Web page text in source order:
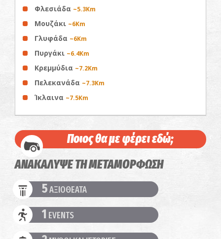
Φλεσιάδα ~5.3Km
Μουζάκι ~6Km
Γλυφάδα ~6Km
Πυργάκι ~6.4Km
Κρεμμύδια ~7.2Km
Πελεκανάδα ~7.3Km
Ίκλαινα ~7.5Km
Ποιος θα με φέρει εδώ;
ΑΝΑΚΑΛΥΨΕ ΤΗ ΜΕΤΑΜΟΡΦΩΣΗ
5ΑΞΙΟΘΕΑΤΑ
1 EVENTS